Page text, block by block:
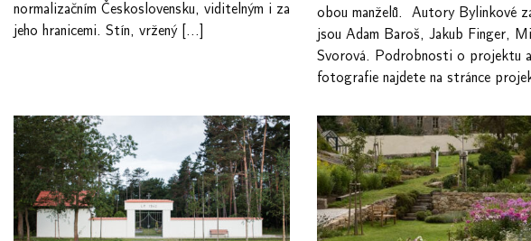
normalizačním Československu, viditelným i za
jeho hranicemi. Stín, vržený […]
obou manželů. Autory Bylinkové
jsou Adam Baroš, Jakub Finger,
Svorová. Podrobnosti o projektu a
fotografie najdete na stránce